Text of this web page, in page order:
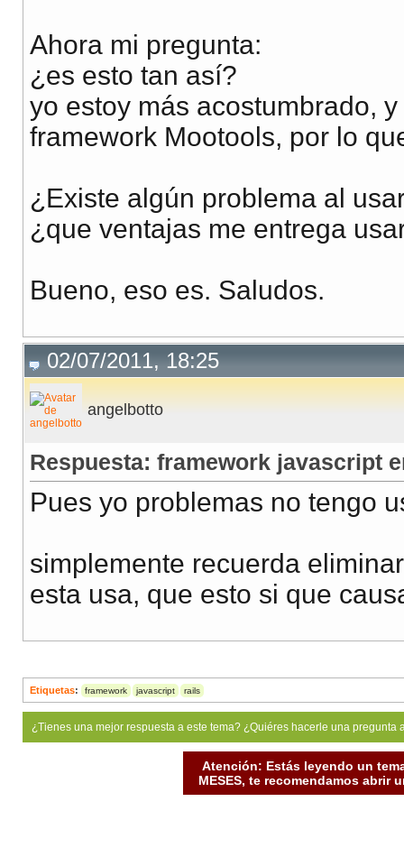
Ahora mi pregunta:
¿es esto tan así?
yo estoy más acostumbrado,
framework Mootools, por lo
¿Existe algún problema al
¿que ventajas me entrega
Bueno, eso es. Saludos.
02/07/2011, 18:25
angelbotto
Respuesta: framework javascript
Pues yo problemas no tengo
simplemente recuerda
esta usa, que esto si que
Etiquetas: framework javascript rails
¿Tienes una mejor respuesta a este tema? ¿Quiéres hacerle una
Atención: Estás leyendo un
MESES, te recomendamos abrir